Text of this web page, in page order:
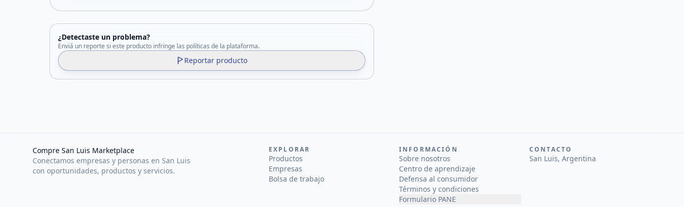
¿Detectaste un problema?
Enviá un reporte si este producto infringe las políticas de la plataforma.
Reportar producto
Compre San Luis Marketplace
Conectamos empresas y personas en San Luis
con oportunidades, productos y servicios.
EXPLORAR
Productos
Empresas
Bolsa de trabajo
INFORMACIÓN
Sobre nosotros
Centro de aprendizaje
Defensa al consumidor
Términos y condiciones
Formulario PANE
CONTACTO
San Luis, Argentina